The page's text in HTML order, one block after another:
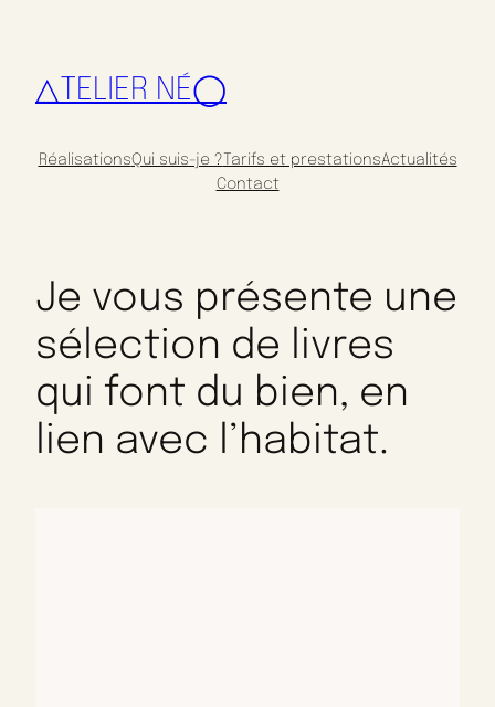
△TELIER NÉ◯
RéalisationsQui suis-je ? Tarifs et prestationsActualités
Contact
Je vous présente une
sélection de livres
qui font du bien, en
lien avec l’habitat.